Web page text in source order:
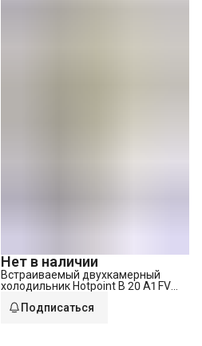
Нет в наличии
Встраиваемый двухкамерный
холодильник Hotpoint B 20 A1 FV
Подписаться